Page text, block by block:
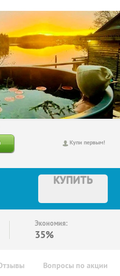
Купи первым!
КУПИТЬ
Экономия:
35%
Вопросы по акции